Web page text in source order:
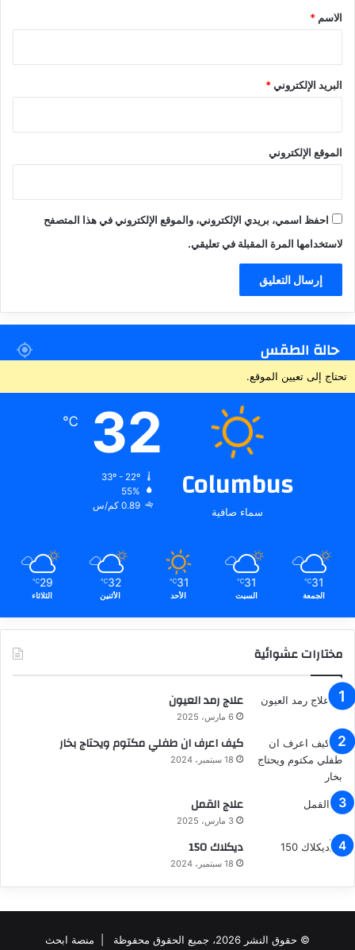
*
الاسم *
البريد الإلكتروني*
الموقع الإلكتروني
احفظ اسمي، بريدي الإلكتروني، والموقع الإلكتروني في هذا المتصفح
لاستخدامها المرة المقبلة في تعليقي.
حالة الطقس
تحتاج إلى تعيين الموقع.
Columbus
سماء صافية
32
℃
55%
0.89 كم/س
31
℃
الجمعة
31
℃
السبت
31
℃
الأحد
32
℃
الأثنين
29
℃
الثلاثاء
مختارات عشوائية
علاج رمد العيون
6 مارس، 2025
كيف اعرف ان طفلي مكتوم ويحتاج بخار
18 سبتمبر، 2024
علاج القمل
3 مارس، 2025
ديكلاك 150
18 سبتمبر، 2024
© حقوق النشر 2026، جميع الحقوق محفوظة | منصة ابحث